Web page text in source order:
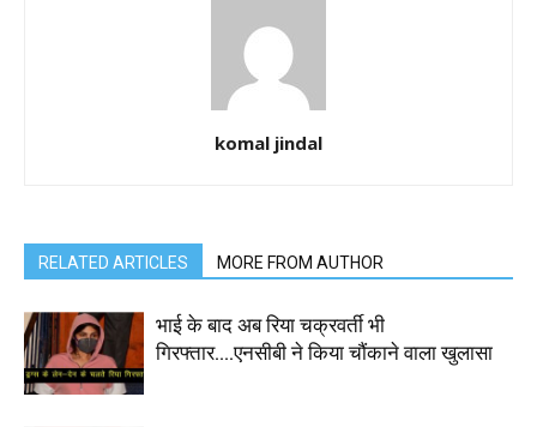
komal jindal
RELATED ARTICLES MORE FROM AUTHOR
भाई के बाद अब रिया चक्रवर्ती भी
गिरफ्तार….एनसीबी ने किया चौंकाने वाला खुलासा